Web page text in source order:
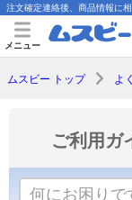
注文確定連絡後、商品情報に
メニュー
ムスビー トップ よ
ご利用ガ